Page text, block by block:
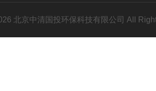
北京中清国投环保科技有限公司 All